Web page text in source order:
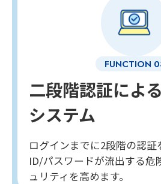
二段階認証によ
システム
ログインまでに2段階の認証
ID/パスワードが流出する危
ュリティを高めます。